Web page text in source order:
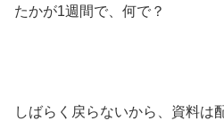
たかが1週間で、何で？
しばらく戻らないから、資料は